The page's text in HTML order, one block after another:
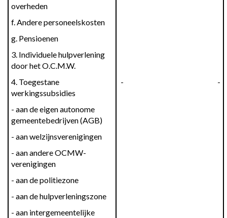
overheden
f. Andere personeelskosten
g. Pensioenen
3. Individuele hulpverlening
door het O.C.M.W.
4. Toegestane
werkingssubsidies
- -
- aan de eigen autonome
gemeentebedrijven (AGB)
- aan welzijnsverenigingen
- aan andere OCMW-
verenigingen
- aan de politiezone
- aan de hulpverleningszone
- aan intergemeentelijke